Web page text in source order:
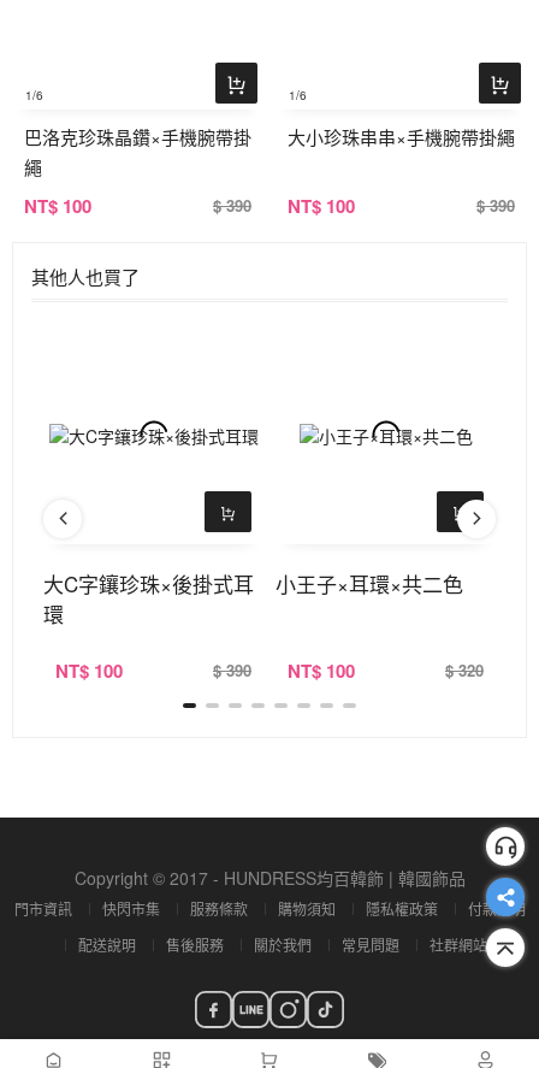
1/6
巴洛克珍珠晶鑽×手機腕帶掛
繩
NT$ 100 $ 390
1/6
大小珍珠串串×手機腕帶掛繩
NT$ 100 $ 390
其他人也買了
大C字鑲珍珠×後掛式耳
環
NT$ 100 $ 390
小王子×耳環×共二色
NT$ 100 $ 320
Copyright © 2017 - HUNDRESS均百韓飾 | 韓國飾品
門市資訊 快閃市集 服務條款 購物須知 隱私權政策
付款說明
配送說明
售後服務 關於我們 常見問題 社群網站